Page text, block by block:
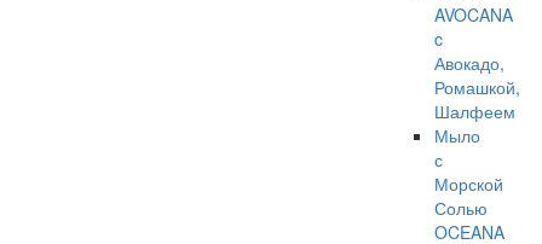
AVOCANA
c
Авокадо,
Ромашкой,
Шалфеем
Мыло
с
Морской
Солью
OCEANA